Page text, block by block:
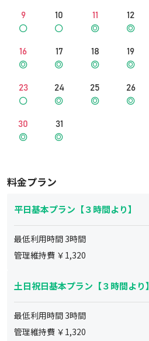
9 10 11 12
16 17 18 19
23 24 25 26
30 31
料金プラン
平日基本プラン【３時間より】
最低利用時間 3時間
管理維持費 ￥ 1,320
土日祝日基本プラン【３時間より】
最低利用時間 3時間
管理維持費 ￥ 1,320